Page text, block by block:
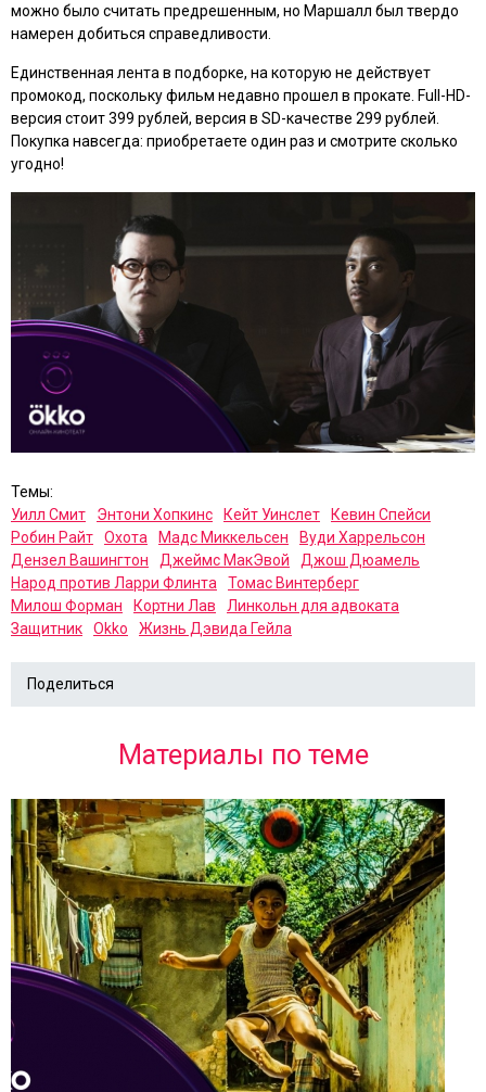
можно было считать предрешенным, но Маршалл был твердо
намерен добиться справедливости.
Единственная лента в подборке, на которую не действует
промокод, поскольку фильм недавно прошел в прокате. Full-HD-
версия стоит 399 рублей, версия в SD-качестве 299 рублей.
Покупка навсегда: приобретаете один раз и смотрите сколько
угодно!
Темы:
Уилл Смит
Энтони Хопкинс Кейт Уинслет
Кевин Спейси
Робин Райт
Охота Мадс Миккельсен
Вуди Харрельсон
Дензел Вашингтон
Джеймс МакЭвой
Джош Дюамель
Народ против Ларри Флинта
Томас Винтерберг
Милош Форман
Кортни Лав
Линкольн для адвоката
Защитник
Okko Жизнь Дэвида Гейла
Поделиться
Материалы по теме